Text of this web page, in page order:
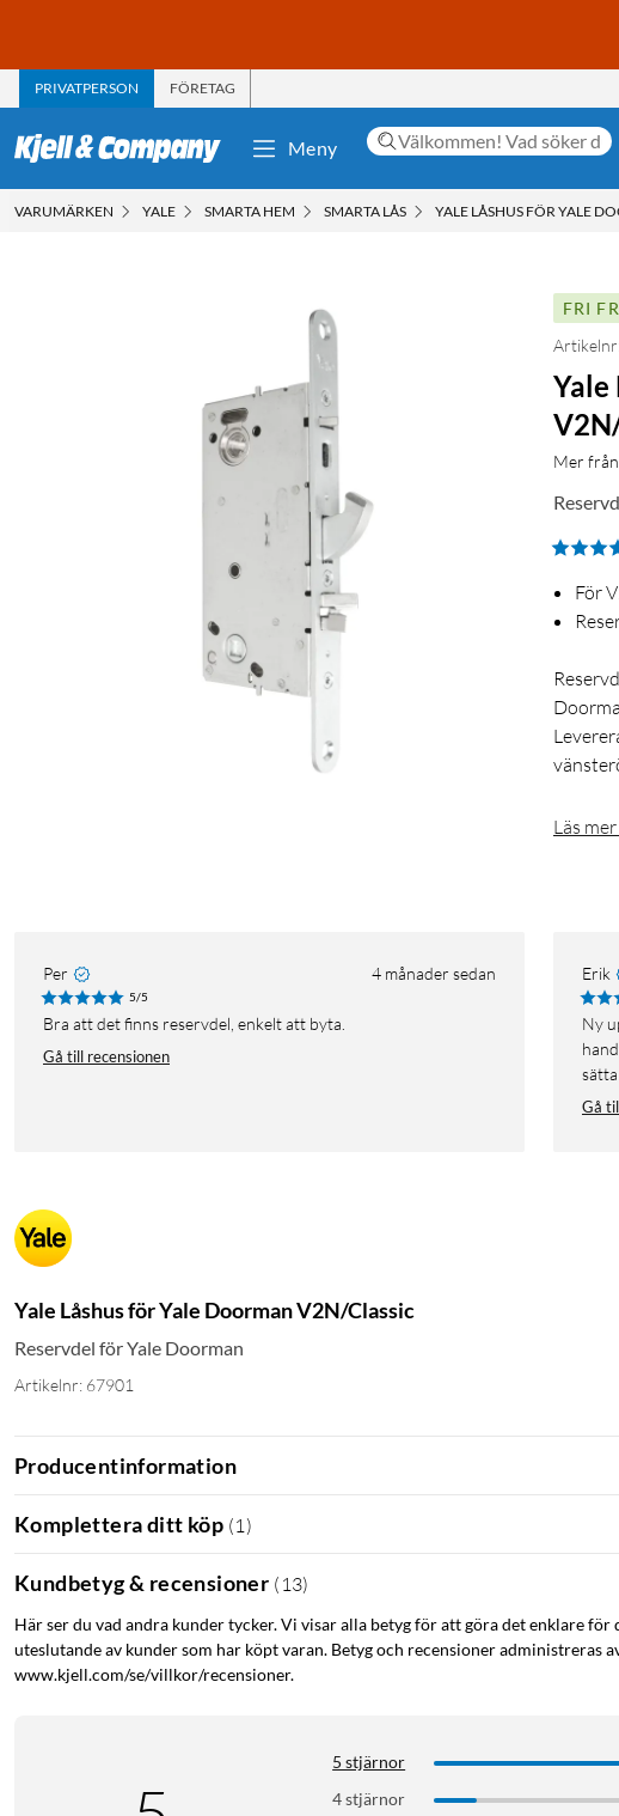
PRIVATPERSON FÖRETAG
Meny
VARUMÄRKEN YALE SMARTA HEM SMARTA LÅS YALE LÅSHUS FÖR YALE
FRI
Yale
Mer
För
Läs
Per 4 månader sedan
5/5
Bra att det finns reservdel, enkelt att byta.
Gå till recensionen
Erik
Ny uppdaterad version med några små ändringar såsom stumt
Gå
Yale Låshus för Yale Doorman V2N/Classic
Reservdel för Yale Doorman
Artikelnr: 67901
Producentinformation
Komplettera ditt köp (1 )
Kundbetyg & recensioner ( 13)
Här ser du vad andra kunder tycker. Vi visar alla betyg för att göra det enklare
uteslutande av kunder som har köpt varan. Betyg och recensioner administreras
www.kjell.com/se/villkor/recensioner.
5 stjärnor
4 stjärnor